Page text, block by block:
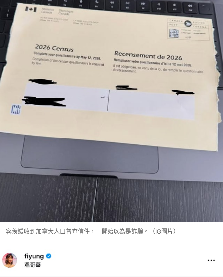
容羨媛收到加拿大人口普查信件，一開始以為是詐騙。（IG圖片）